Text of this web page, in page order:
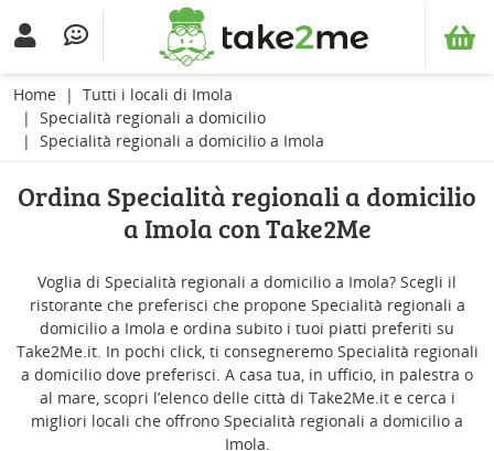
Home
Tutti i locali di Imola
Specialità regionali a domicilio
Specialità regionali a domicilio a Imola
Ordina Specialità regionali a domicilio
a Imola con Take2Me
Voglia di Specialità regionali a domicilio a Imola? Scegli il
ristorante che preferisci che propone Specialità regionali a
domicilio a Imola e ordina subito i tuoi piatti preferiti su
Take2Me.it. In pochi click, ti consegneremo Specialità regionali
a domicilio dove preferisci. A casa tua, in ufficio, in palestra o
al mare, scopri l’elenco delle città di Take2Me.it e cerca i
migliori locali che offrono Specialità regionali a domicilio a
Imola.